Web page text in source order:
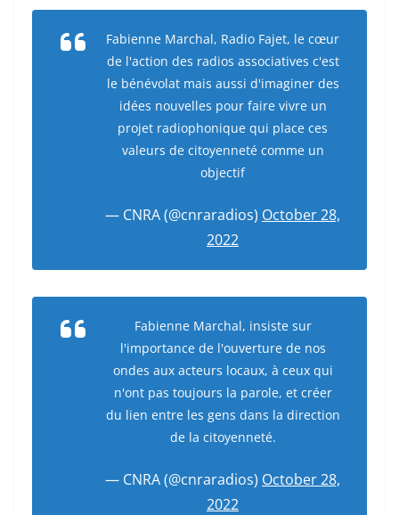
Fabienne Marchal, Radio Fajet, le cœur
de l'action des radios associatives c'est
le bénévolat mais aussi d'imaginer des
idées nouvelles pour faire vivre un
projet radiophonique qui place ces
valeurs de citoyenneté comme un
objectif
— CNRA (@cnraradios) October 28,
2022
Fabienne Marchal, insiste sur
l'importance de l'ouverture de nos
ondes aux acteurs locaux, à ceux qui
n'ont pas toujours la parole, et créer
du lien entre les gens dans la direction
de la citoyenneté.
— CNRA (@cnraradios) October 28,
2022